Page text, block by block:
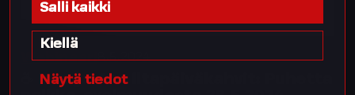
Salli kaikki
Kiellä
Näytä tiedot
Webinaari8.5.2024
☕️ Integratan iltapäiväkahvit: Puhetta